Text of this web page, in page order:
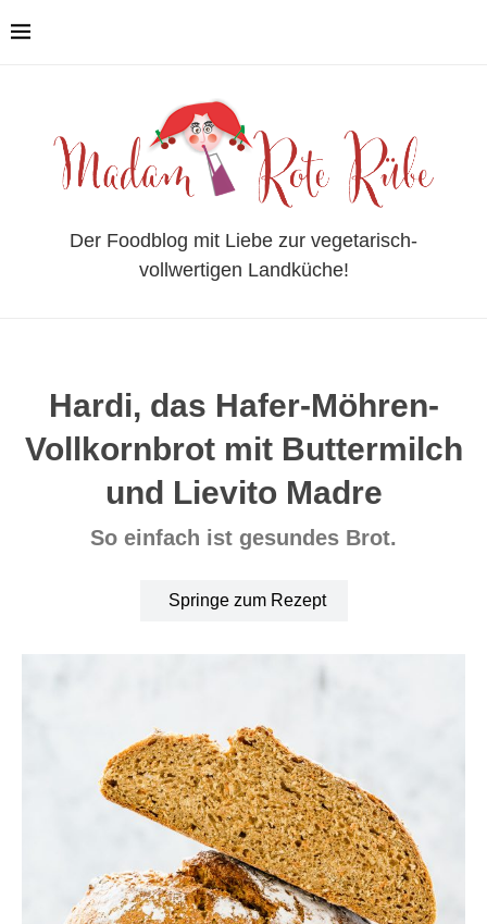
Der Foodblog mit Liebe zur vegetarisch-
vollwertigen Landküche!
Hardi, das Hafer-Möhren-
Vollkornbrot mit Buttermilch
und Lievito Madre
So einfach ist gesundes Brot.
Springe zum Rezept